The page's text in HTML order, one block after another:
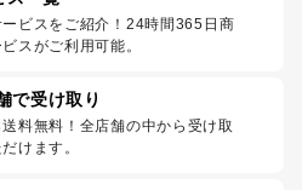
ビスをご紹介！24時間365日商
スがご利用可能。
で受け取り
料無料！全店舗の中から受け取
けます。